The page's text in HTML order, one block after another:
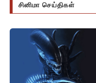
சினிமா செய்திகள்